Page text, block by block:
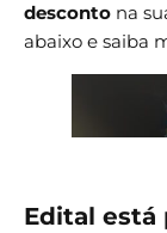
desconto na
abaixo e saiba
Edital está